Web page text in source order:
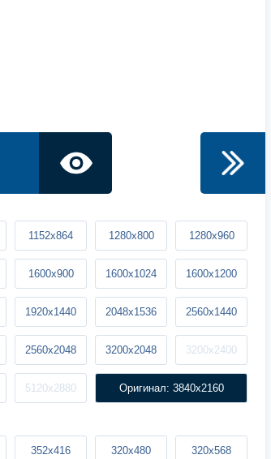
1152x864 1280x800 1280x960
1600x900 1600x1024 1600x1200
1920x1440 2048x1536 2560x1440
2560x2048 3200x2048 3200x2400
5120x2880 Оригинал: 3840x2160
352x416 320x480 320x568